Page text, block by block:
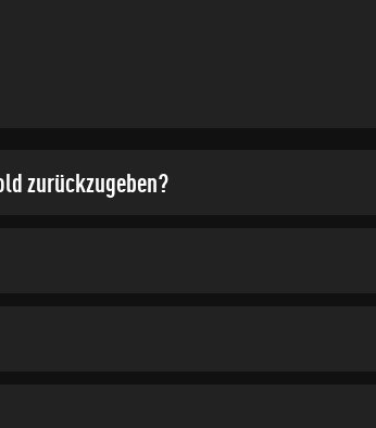
zurückzugeben?